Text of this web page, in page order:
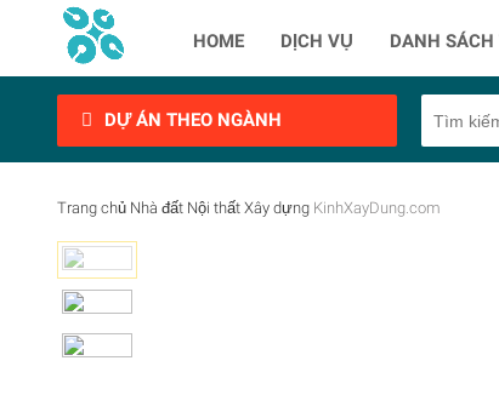
HOME DỊCH VỤ DANH
DỰ ÁN THEO NGÀNH
Trang chủ Nhà đất Nội thất Xây dựng KinhXayDung.com